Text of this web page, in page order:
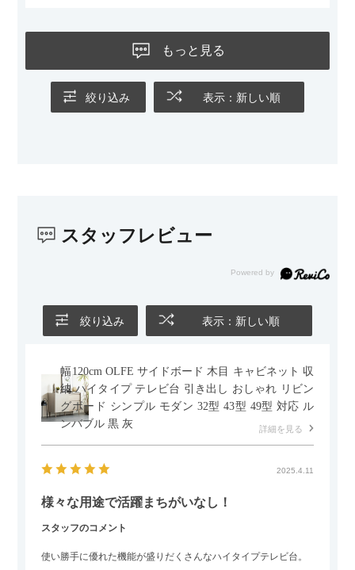
ないのもお気に入りのポイントです。さらに、わが家はソファ
の後ろ側を通ることも多い間取りなので、背面まできれいに仕
ても美しく、空間の印象を損ないません。
また、カウチのように足を伸ばしてくつろげるスタイルが理想
かせるため、普段はカウチとして使い、来客時には離してスツ
す。
もっと見る
絞り込み 表示：新しい順
スタッフレビュー
絞り込み 表示：新しい順
幅120cm OLFE サイドボード 木目 キャビネット 収
納 ハイタイプ テレビ台 引き出し おしゃれ リビン
グボード シンプル モダン 32型 43型 49型 対応 ル
ンバブル 黒 灰
詳細を見る
2025.4.11
様々な用途で活躍まちがいなし！
スタッフのコメント
使い勝手に優れた機能が盛りだくさんなハイタイプテレビ台。